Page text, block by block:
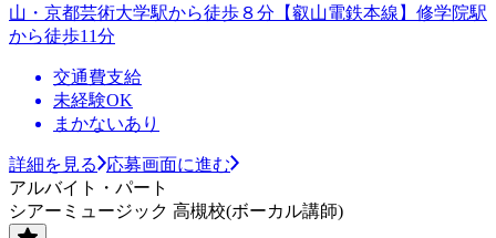
山・京都芸術大学駅から徒歩８分【叡山電鉄本線】修学院駅
から徒歩11分
交通費支給
未経験OK
まかないあり
詳細を見る
応募画面に進む
アルバイト・パート
シアーミュージック 高槻校(ボーカル講師)